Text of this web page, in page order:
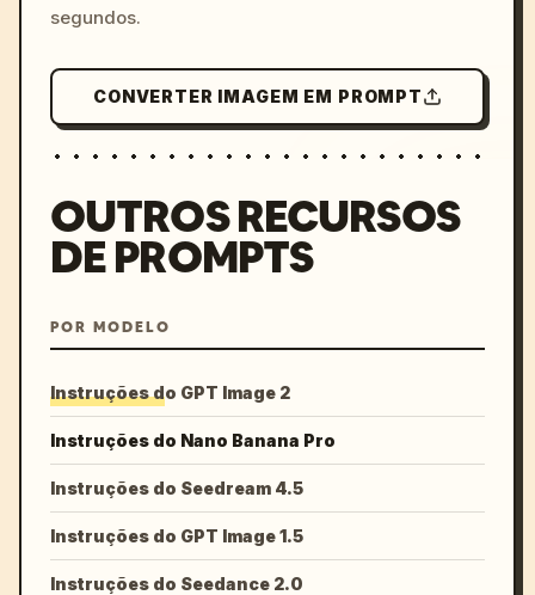
segundos.
CONVERTER IMAGEM EM PROMPT
OUTROS RECURSOS
DE PROMPTS
POR MODELO
Instruções do GPT Image 2
Instruções do Nano Banana Pro
Instruções do Seedream 4.5
Instruções do GPT Image 1.5
Instruções do Seedance 2.0